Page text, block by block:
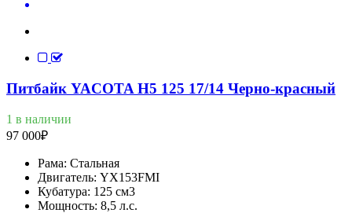
Питбайк YACOTA Н5 125 17/14 Черно-красный
1 в наличии
97 000₽
Рама: Стальная
Двигатель: YX153FMI
Кубатура: 125 см3
Мощность: 8,5 л.с.